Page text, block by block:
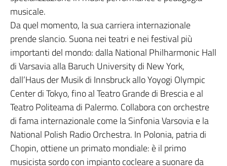
musicale.
Da quel momento, la sua carriera internazionale
prende slancio. Suona nei teatri e nei festival più
importanti del mondo: dalla National Philharmonic Hall
di Varsavia alla Baruch University di New York,
dall’Haus der Musik di Innsbruck allo Yoyogi Olympic
Center di Tokyo, fino al Teatro Grande di Brescia e al
Teatro Politeama di Palermo. Collabora con orchestre
di fama internazionale come la Sinfonia Varsovia e la
National Polish Radio Orchestra. In Polonia, patria di
Chopin, ottiene un primato mondiale: è il primo
musicista sordo con impianto cocleare a suonare da